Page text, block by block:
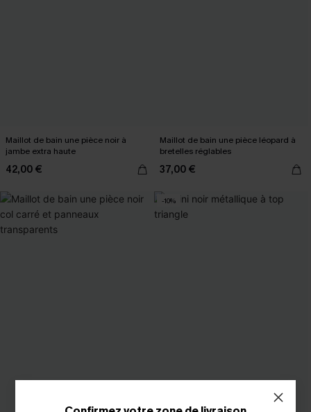
Maillot de bain une pièce noir à
jambe extra haute
42,00 €
Maillot de bain une pièce léopard à
bretelles réglables
37,00 €
-10%